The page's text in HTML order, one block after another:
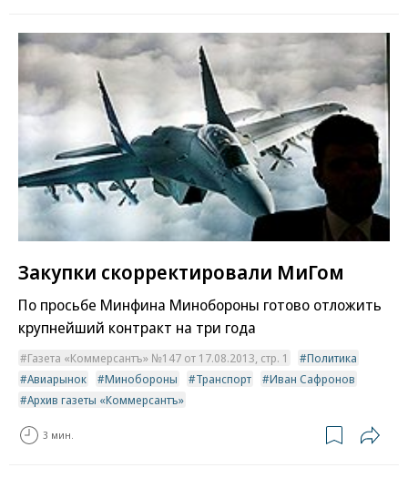
Закупки скорректировали МиГом
По просьбе Минфина Минобороны готово отложить
крупнейший контракт на три года
Газета «Коммерсантъ» №147 от 17.08.2013, стр. 1
Политика
Авиарынок
Минобороны Транспорт
Иван Сафронов
Архив газеты «Коммерсантъ»
3 мин.